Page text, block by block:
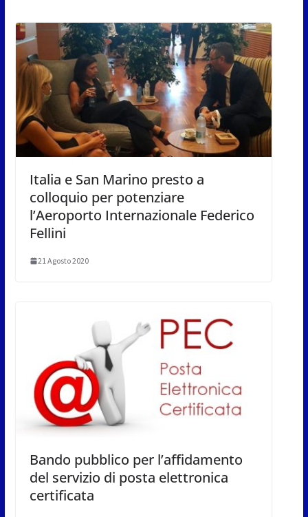
Italia e San Marino presto a
colloquio per potenziare
l’Aeroporto Internazionale Federico
Fellini
21 Agosto 2020
Bando pubblico per l’affidamento
del servizio di posta elettronica
certificata